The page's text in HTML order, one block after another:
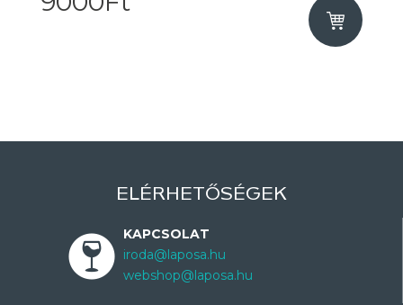
ELÉRHETŐSÉGEK
KAPCSOLAT
iroda@laposa.hu
webshop@laposa.hu